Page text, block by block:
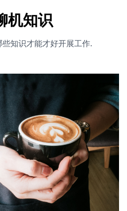
机知识
知识才能才好开展工作.